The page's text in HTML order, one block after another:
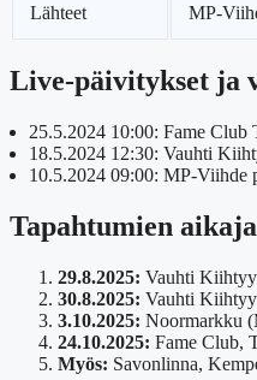
Lähteet MP-
Live-päivitykset ja
25.5.2024 10:00: Fame Club
18.5.2024 12:30: Vauhti
10.5.2024 09:00: MP-Viihde
Tapahtumien
29.8.2025: Vauhti
30.8.2025: Vauhti Kiihtyy
3.10.2025: Noormarkku
24.10.2025: Fame Club,
Myös: Savonlinna,